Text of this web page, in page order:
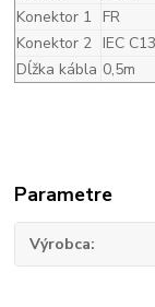
Konektor 1
FR
Konektor 2 IEC C13
Dĺžka kábla 0,5m
Parametre
Výrobca